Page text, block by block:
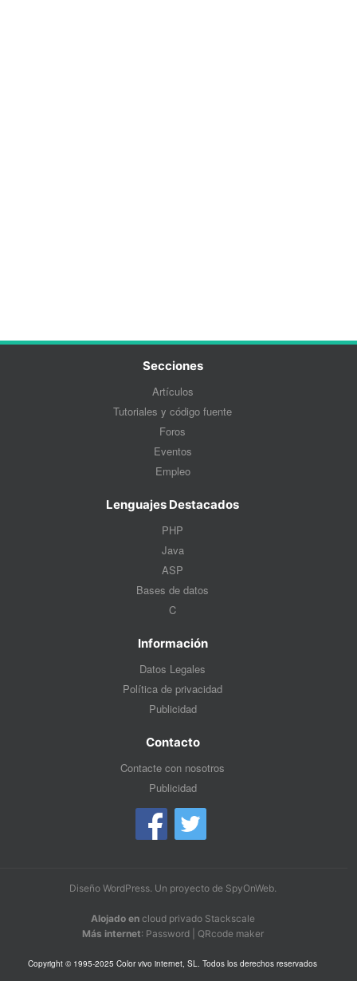
Secciones
Artículos
Tutoriales y código fuente
Foros
Eventos
Empleo
Lenguajes Destacados
PHP
Java
ASP
Bases de datos
C
Información
Datos Legales
Política de privacidad
Publicidad
Contacto
Contacte con nosotros
Publicidad
Diseño WordPress. Un proyecto de SpyOnWeb.
Alojado encloud privado Stackscale
Más internet: Password| QRcode maker
Copyright © 1995-2025 Color vivo internet, SL. Todos los derechos reservados